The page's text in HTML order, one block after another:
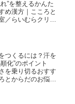
”を整えるかんた
め漢方｜こころと
／らいむらクリニ
つくるには？汗を
化”のポイント
を乗り切るおすす
とからだのお悩み